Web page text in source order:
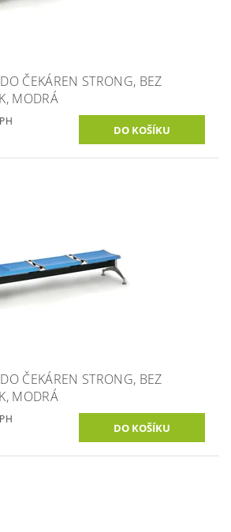
ČEKÁREN STRONG, BEZ
MODRÁ
ČEKÁREN STRONG, BEZ
MODRÁ